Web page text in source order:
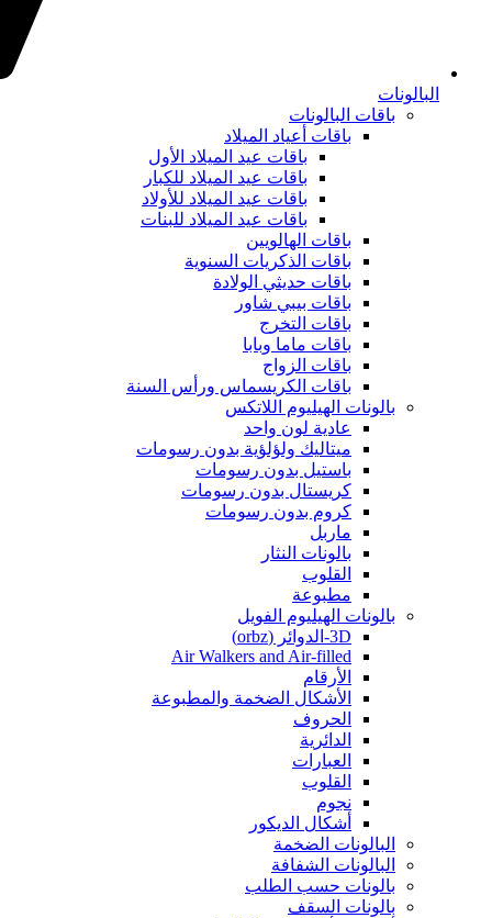
البالونات
باقات البالونات
باقات أعياد الميلاد
باقات عيد الميلاد الأول
باقات عيد الميلاد للكبار
باقات عيد الميلاد للأولاد
باقات عيد الميلاد للبنات
باقات الهالويين
باقات الذكريات السنوية
باقات حديثي الولادة
باقات بيبي شاور
باقات التخرج
باقات ماما وبابا
باقات الزواج
باقات الكريسماس ورأس السنة
بالونات الهيليوم اللاتكس
عادية لون واحد
ميتاليك ولؤلؤية بدون رسومات
باستيل بدون رسومات
كريستال بدون رسومات
كروم بدون رسومات
ماربل
بالونات النثار
القلوب
مطبوعة
بالونات الهيليوم الفويل
3D-الدوائر (orbz)
Air Walkers and Air-filled
الأرقام
الأشكال الضخمة والمطبوعة
الحروف
الدائرية
العبارات
القلوب
نجوم
أشكال الديكور
البالونات الضخمة
البالونات الشفافة
بالونات حسب الطلب
بالونات السقف